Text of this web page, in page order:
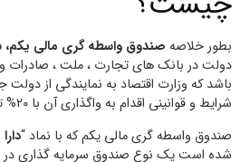
بطور خلاصه صندوق واسطه گری مالی
دولت در بانک های تجارت ، ملت ، صادرات و
باشد که وزارت اقتصاد به نمایندگی از
شرایط و قوانینی اقدام به واگذاری آن با 20% تخفیف نموده است.
صندوق واسطه گری مالی یکم که با نماد “
شده است یک نوع صندوق سرمایه گذاری در